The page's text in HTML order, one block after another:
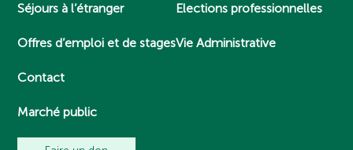
Séjours à l’étranger
Offres d’emploi et de stages
Contact
Marché public
Elections professionnelles
Vie Administrative